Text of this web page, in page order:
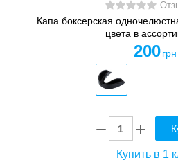
Капа боксерская
цвета в
200 грн
Купить в 1